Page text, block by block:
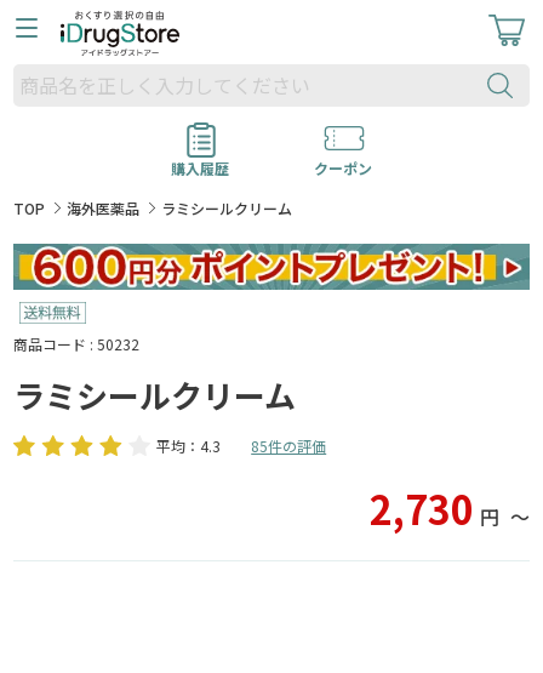
購入履歴
クーポン
TOP
海外医薬品 ラミシールクリーム
商品コード : 50232
ラミシールクリーム
平均：4.3 85件の評価
2,730 円 〜